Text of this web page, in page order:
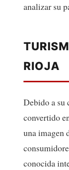
analizar su
RIOJA
Debido a su
convertido
una imagen
conocida